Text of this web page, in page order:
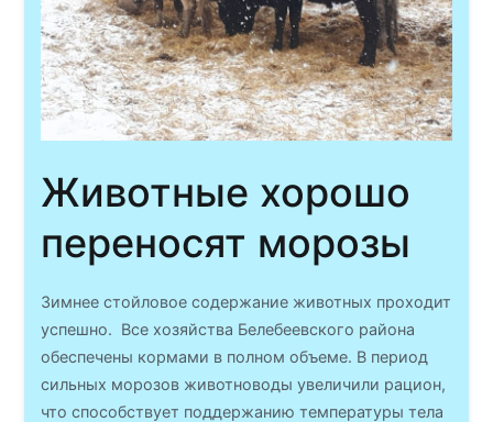
Животные хорошо
переносят морозы
Зимнее стойловое содержание животных проходит
успешно. Все хозяйства Белебеевского района
обеспечены кормами в полном объеме. В период
сильных морозов животноводы увеличили рацион,
что способствует поддержанию температуры тела